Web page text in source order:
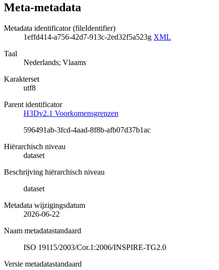
Meta-metadata
Metadata identificator (fileIdentifier)
1effd414-a756-42d7-913c-2ed32f5a523g XML
Taal
Nederlands; Vlaams
Karakterset
utf8
Parent identificator
H3Dv2.1 Voorkomensgrenzen
596491ab-3fcd-4aad-8f8b-afb07d37b1ac
Hiërarchisch niveau
dataset
Beschrijving hiërarchisch niveau
dataset
Metadata wijzigingsdatum
2026-06-22
Naam metadatastandaard
ISO 19115/2003/Cor.1:2006/INSPIRE-TG2.0
Versie metadatastandaard